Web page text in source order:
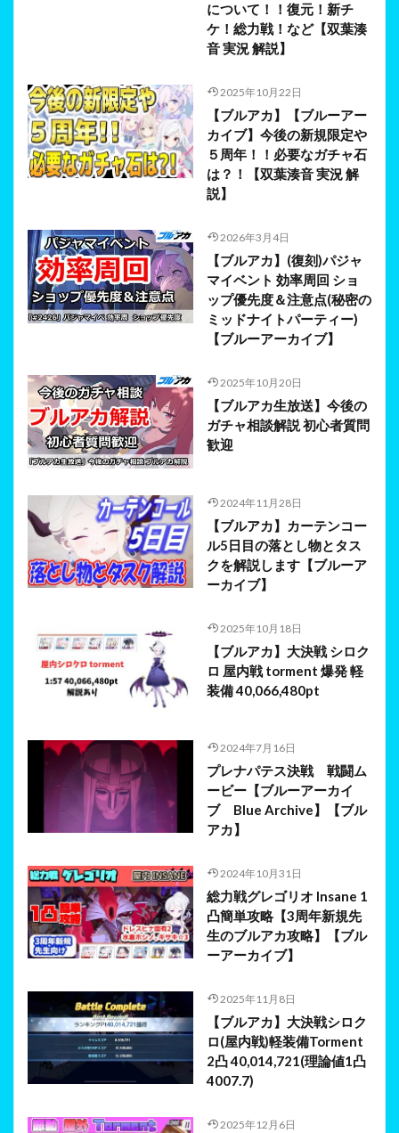
について！！復元！新チ
ケ！総力戦！など【双葉湊
音 実況 解説】
2025年10月22日
【ブルアカ】【ブルーアー
カイブ】今後の新規限定や
５周年！！必要なガチャ石
は？！【双葉湊音 実況 解
説】
2026年3月4日
【ブルアカ】(復刻)パジャ
マイベント 効率周回 ショ
ップ優先度＆注意点(秘密の
ミッドナイトパーティー)
【ブルーアーカイブ】
2025年10月20日
【ブルアカ生放送】今後の
ガチャ相談解説 初心者質問
歓迎
2024年11月28日
【ブルアカ】カーテンコー
ル5日目の落とし物とタス
クを解説します【ブルーア
ーカイブ】
2025年10月18日
【ブルアカ】大決戦 シロク
ロ 屋内戦 torment 爆発 軽
装備 40,066,480pt
2024年7月16日
プレナパテス決戦 戦闘ム
ービー【ブルーアーカイ
ブ Blue Archive】【ブル
アカ】
2024年10月31日
総力戦グレゴリオ Insane 1
凸簡単攻略【3周年新規先
生のブルアカ攻略】【ブル
ーアーカイブ】
2025年11月8日
【ブルアカ】大決戦シロク
ロ(屋内戦)軽装備Torment
2凸 40,014,721(理論値1凸
4007.7)
2025年12月6日